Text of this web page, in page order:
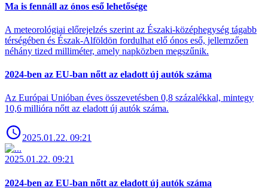
Ma is fennáll az ónos eső lehetősége
A meteorológiai előrejelzés szerint az Északi-középhegység tágabb
térségében és Észak-Alföldön fordulhat elő ónos eső, jellemzően
néhány tized milliméter, amely napközben megszűnik.
2024-ben az EU-ban nőtt az eladott új autók száma
Az Európai Unióban éves összevetésben 0,8 százalékkal, mintegy
10,6 millióra nőtt az eladott új autók száma.
2025.01.22. 09:21
2025.01.22. 09:21
2024-ben az EU-ban nőtt az eladott új autók száma